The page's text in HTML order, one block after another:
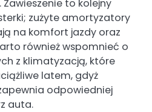
to kolejny
zużyte amortyzatory
na komfort jazdy oraz
również wspomnieć o
z klimatyzacją, które
latem, gdyż
odpowiedniej
auta.